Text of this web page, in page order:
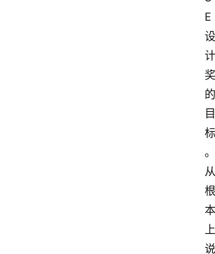
E
设
计
奖
的
目
标
。
从
根
本
上
说